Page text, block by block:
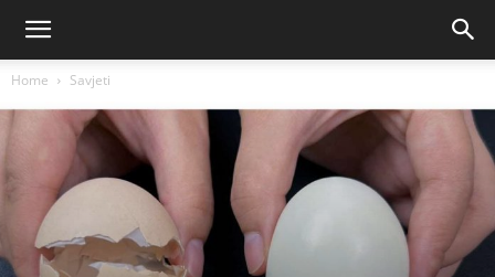
Home Savjeti